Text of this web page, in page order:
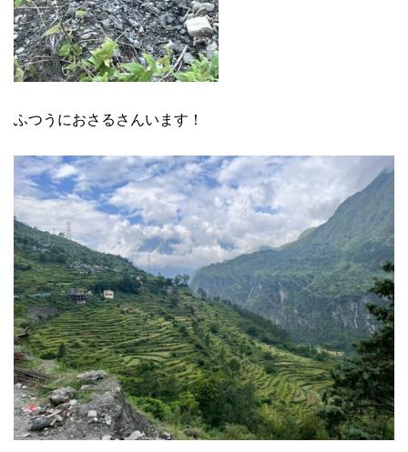
ふつうにおさるさんいます！